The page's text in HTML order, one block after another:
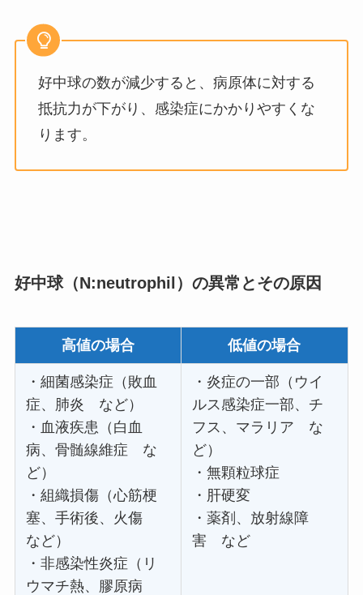
好中球の数が減少すると、病原体に対する
抵抗力が下がり、感染症にかかりやすくな
ります。
好中球（N:neutrophil）の異常とその原因
高値の場合 低値の場合
・細菌感染症（敗血
症、肺炎 など）
・血液疾患（白血
病、骨髄線維症 な
ど）
・組織損傷（心筋梗
塞、手術後、火傷
など）
・非感染性炎症（リ
ウマチ熱、膠原病
・炎症の一部（ウイ
ルス感染症一部、チ
フス、マラリア な
ど）
・無顆粒球症
・肝硬変
・薬剤、放射線障
害 など